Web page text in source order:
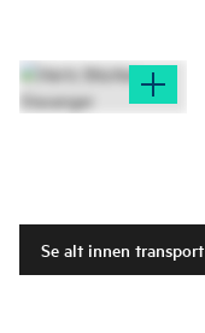
Se alt innen transport